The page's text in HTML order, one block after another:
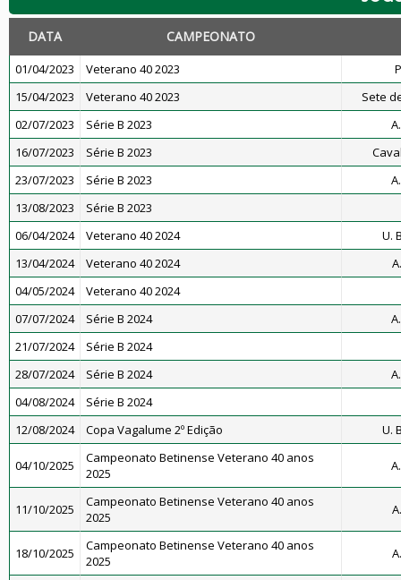
DATA CAMPEONATO
01/04/2023 Veterano 40 2023
15/04/2023
Veterano 40 2023
Sete
02/07/2023
Série B 2023
16/07/2023
Série B 2023
23/07/2023
Série B 2023
13/08/2023
Série B 2023
06/04/2024
Veterano 40 2024
U.
13/04/2024
Veterano 40 2024
04/05/2024
Veterano 40 2024
07/07/2024
Série B 2024
21/07/2024
Série B 2024
28/07/2024
Série B 2024
04/08/2024
Série B 2024
12/08/2024
Copa Vagalume 2º Edição U.
04/10/2025
Campeonato Betinense Veterano 40 anos
2025
11/10/2025
Campeonato Betinense Veterano 40 anos
2025
18/10/2025
Campeonato Betinense Veterano 40 anos
2025